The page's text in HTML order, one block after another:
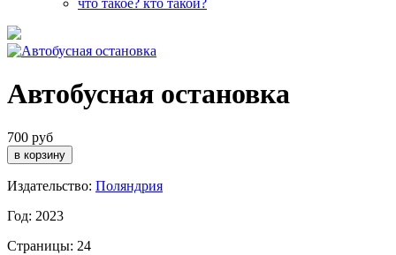
что такое? кто такой?
Автобусная остановка
700 руб
Издательство: Поляндрия
Год: 2023
Страницы: 24